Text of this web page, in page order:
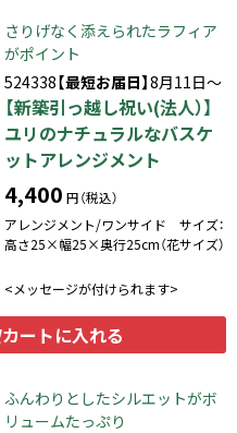
さりげなく添えられたラフィア
がポイント
524338【最短お届日】8月11日～
【新築引っ越し祝い(法人）】
ユリのナチュラルなバスケ
ットアレンジメント
4,400 円（税込）
アレンジメント/ワンサイド サイズ：
高さ25×幅25×奥行25cm（花サイズ）
<メッセージが付けられます>
カートに入れる
ふんわりとしたシルエットがボ
リュームたっぷり